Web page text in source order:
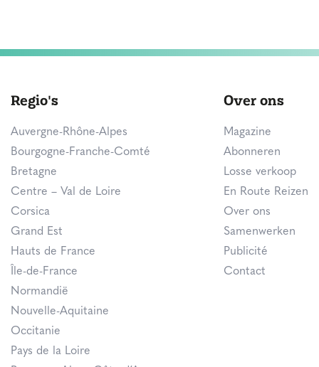
Regio's
Auvergne-Rhône-Alpes
Bourgogne-Franche-Comté
Bretagne
Centre – Val de Loire
Corsica
Grand Est
Hauts de France
Île-de-France
Normandië
Nouvelle-Aquitaine
Occitanie
Pays de la Loire
Over ons
Magazine
Abonneren
Losse verkoop
En Route Reizen
Over ons
Samenwerken
Publicité
Contact